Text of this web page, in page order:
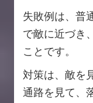
失敗例は、普
で敵に近づき
ことです。
対策は、敵を
通路を見て、